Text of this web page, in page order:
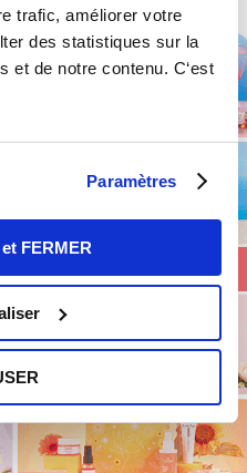
trafic, améliorer votre
des statistiques sur la
et de notre contenu. C‘est
Paramètres
FERMER